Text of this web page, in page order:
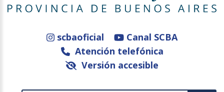
scbaoficial
Canal SCBA
Atención telefónica
Versión accesible